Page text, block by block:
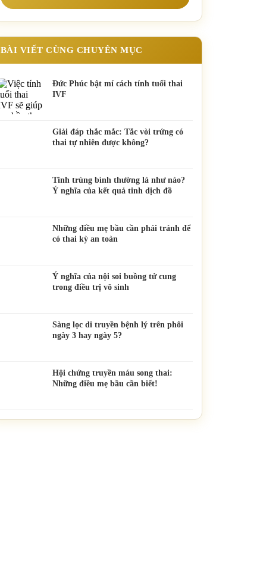
BÀI VIẾT CÙNG CHUYÊN MỤC
Đức Phúc bật mí cách tính tuổi thai
IVF
Giải đáp thắc mắc: Tắc vòi trứng có
thai tự nhiên được không?
Tinh trùng bình thường là như nào?
Ý nghĩa của kết quả tinh dịch đồ
Những điều mẹ bầu cần phải tránh để
có thai kỳ an toàn
Ý nghĩa của nội soi buồng tử cung
trong điều trị vô sinh
Sàng lọc di truyền bệnh lý trên phôi
ngày 3 hay ngày 5?
Hội chứng truyền máu song thai:
Những điều mẹ bầu cần biết!